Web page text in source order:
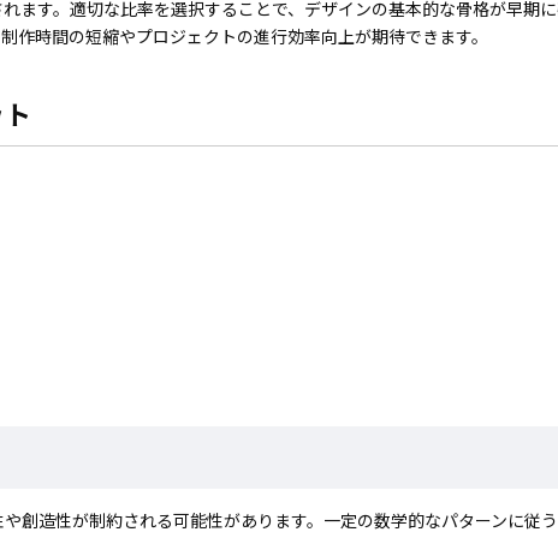
ます。適切な比率を選択することで、デザインの基本的な骨格が早期
時間の短縮やプロジェクトの進行効率向上が期待できます。
創造性が制約される可能性があります。一定の数学的なパターンに従う